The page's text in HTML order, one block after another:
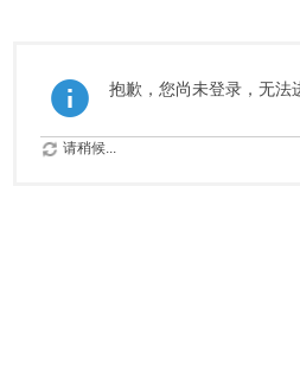
抱歉，您尚未登录，无法
请稍候...